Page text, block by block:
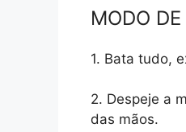
MODO
1. Bata tudo,
2. Despeje a
das mãos.